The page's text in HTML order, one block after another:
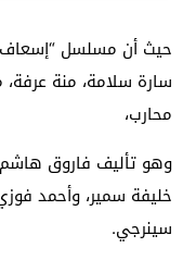
حيث أن مسلسل “إسعاف
سارة سلامة، منة
محارب،
وهو تأليف فاروق
خليفة سمير، وأحمد
سينرجي.